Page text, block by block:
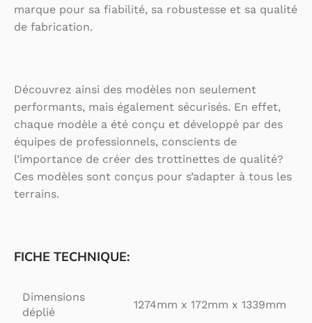
marque pour sa fiabilité, sa robustesse et sa qualité
de fabrication.
Découvrez ainsi des modèles non seulement
performants, mais également sécurisés. En effet,
chaque modèle a été conçu et développé par des
équipes de professionnels, conscients de
l’importance de créer des trottinettes de qualité?
Ces modèles sont conçus pour s’adapter à tous les
terrains.
FICHE TECHNIQUE:
Dimensions
déplié
1274mm x 172mm x 1339mm